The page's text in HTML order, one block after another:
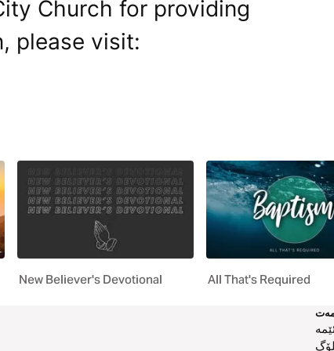
Church for providing
please visit:
New Believer's Devotional All That's Required